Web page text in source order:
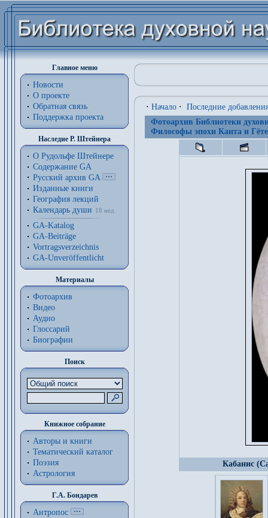
Главное меню
Новости
О проекте
Обратная связь
Поддержка проекта
Наследие Р. Штейнера
О Рудольфе Штейнере
Содержание GA
Русский архив GA
Изданные книги
География лекций
Календарь души
18 нед.
GA-Katalog
GA-Beiträge
Vortragsverzeichnis
GA-Unveröffentlicht
Материалы
Фотоархив
Видео
Аудио
Глоссарий
Биографии
Поиск
Книжное собрание
Авторы и книги
Тематический каталог
Поэзия
Астрология
Г.А. Бондарев
Антропос
· Начало · Последние
Фотоархив Библиотеки
Философы эпохи Канта и Гёте
Кабанис